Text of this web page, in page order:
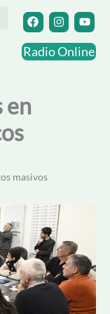
F
a
c
e
b
I
n
s
t
a
Y
o
u
t
u
Radio Online
en
masivos